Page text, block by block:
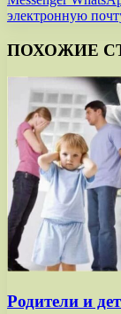
электронную
ПОХОЖИЕ
Родители и